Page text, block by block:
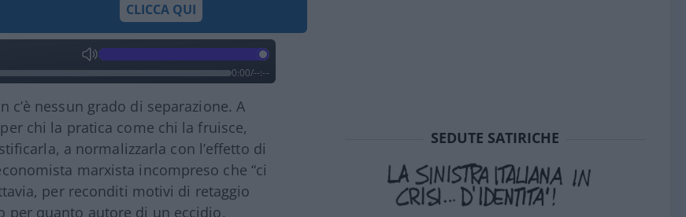
CLICCA QUI
0:00/--:--
c’è nessun grado di separazione. A
chi la pratica come chi la fruisce,
a normalizzarla con l’effetto di
marxista incompreso che “ci
per reconditi motivi di retaggio
per quanto autore di un eccidio,
SEDUTE SATIRICHE